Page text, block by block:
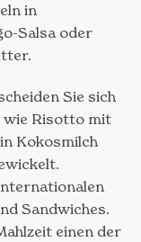
in
Salsa oder
Sie sich
wie Risotto mit
Kokosmilch
Sandwiches.
einen der